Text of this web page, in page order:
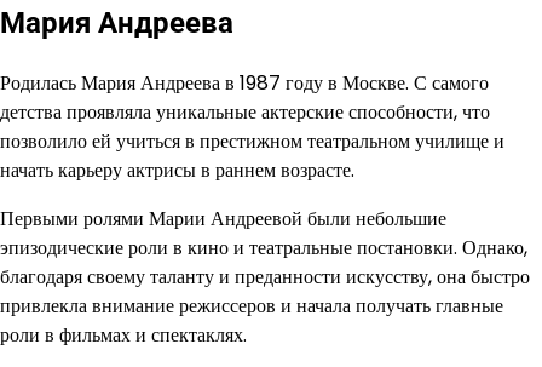
Мария Андреева
Родилась Мария Андреева в 1987 году в Москве. С самого
детства проявляла уникальные актерские способности, что
позволило ей учиться в престижном театральном училище и
начать карьеру актрисы в раннем возрасте.
Первыми ролями Марии Андреевой были небольшие
эпизодические роли в кино и театральные постановки. Однако,
благодаря своему таланту и преданности искусству, она быстро
привлекла внимание режиссеров и начала получать главные
роли в фильмах и спектаклях.